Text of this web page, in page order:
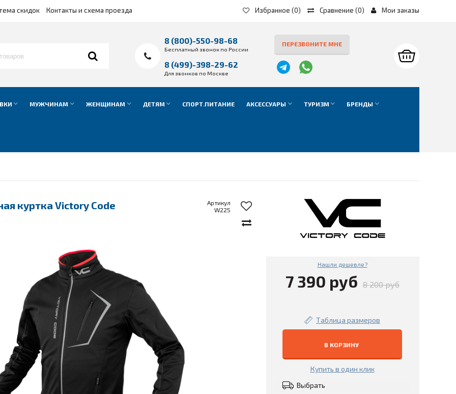
Избранное (0) Сравнение (0) Мои заказы
скидок Контакты и схема проезда
8 (800)-550-98-68
Бесплатный звонок по России
8 (499)-398-29-62
Для звонков по Москве
ПЕРЕЗВОНИТЕ МНЕ
МУЖЧИНАМ ЖЕНЩИНАМ ДЕТЯМ СПОРТ.ПИТАНИЕ АКСЕССУАРЫ ТУРИЗМ БРЕНДЫ
куртка Victory Code
Артикул
W225
Нашли дешевле?
7 390 руб 8 200 руб
Таблица размеров
В КОРЗИНУ
Купить в один клик
Выбрать